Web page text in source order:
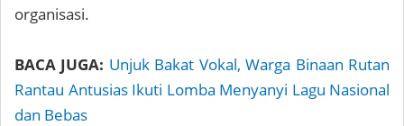
organisasi.
BACA JUGA: Unjuk Bakat Vokal, Warga Binaan Rutan
Rantau Antusias Ikuti Lomba Menyanyi Lagu Nasional
dan Bebas